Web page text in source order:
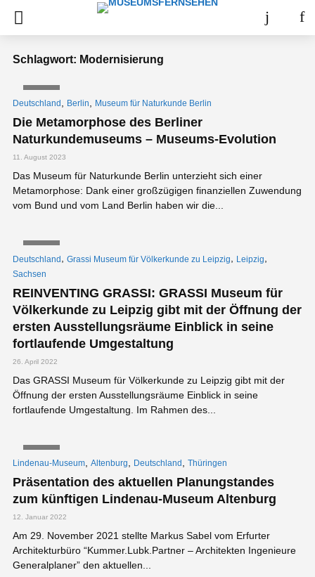
Schlagwort: Modernisierung
Deutschland Berlin Museum für Naturkunde Berlin
Die Metamorphose des Berliner
Naturkundemuseums – Museums-Evolution
11. August 2023
Das Museum für Naturkunde Berlin unterzieht sich einer
Metamorphose: Dank einer großzügigen finanziellen Zuwendung
vom Bund und vom Land Berlin haben wir die...
Deutschland, Grassi Museum für Völkerkunde zu Leipzig, Leipzig,
Sachsen
REINVENTING GRASSI: GRASSI Museum für
Völkerkunde zu Leipzig gibt mit der Öffnung der
ersten Ausstellungsräume Einblick in seine
fortlaufende Umgestaltung
26. April 2022
Das GRASSI Museum für Völkerkunde zu Leipzig gibt mit der
Öffnung der ersten Ausstellungsräume Einblick in seine
fortlaufende Umgestaltung. Im Rahmen des...
Lindenau-Museum Altenburg Deutschland Thüringen
Präsentation des aktuellen Planungstandes
zum künftigen Lindenau-Museum Altenburg
12. Januar 2022
Am 29. November 2021 stellte Markus Sabel vom Erfurter
Architekturbüro “Kummer.Lubk.Partner – Architekten Ingenieure
Generalplaner” den aktuellen...